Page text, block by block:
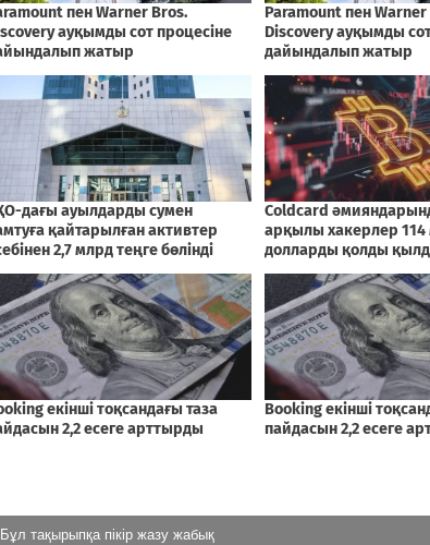
Бұл тақырыпқа пікір жазу жабық